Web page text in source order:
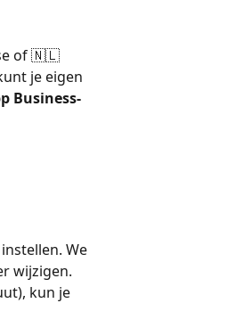
of 🇳🇱
je eigen
Business-
We
wijzigen.
kun je